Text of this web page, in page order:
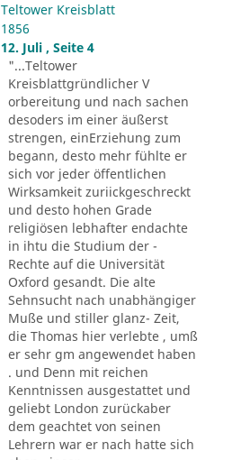
Teltower Kreisblatt
1856
12. Juli , Seite 4
"...Teltower
Kreisblattgründlicher V
orbereitung und nach sachen
desoders im einer äußerst
strengen, einErziehung zum
begann, desto mehr fühlte er
sich vor jeder öffentlichen
Wirksamkeit zuriickgeschreckt
und desto hohen Grade
religiösen lebhafter endachte
in ihtu die Studium der -
Rechte auf die Universität
Oxford gesandt. Die alte
Sehnsucht nach unabhängiger
Muße und stiller glanz- Zeit,
die Thomas hier verlebte , umß
er sehr gm angewendet haben
. und Denn mit reichen
Kenntnissen ausgestattet und
geliebt London zurückaber
dem geachtet von seinen
Lehrern war er nach hatte sich